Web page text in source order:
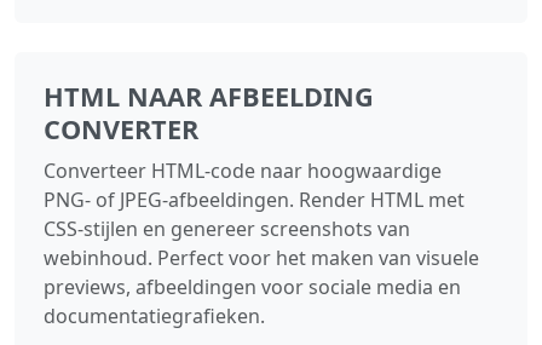
HTML NAAR AFBEELDING
CONVERTER
Converteer HTML-code naar hoogwaardige
PNG- of JPEG-afbeeldingen. Render HTML met
CSS-stijlen en genereer screenshots van
webinhoud. Perfect voor het maken van visuele
previews, afbeeldingen voor sociale media en
documentatiegrafieken.